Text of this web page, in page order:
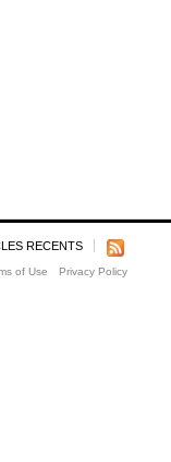
RECENTS
of Use Privacy Policy